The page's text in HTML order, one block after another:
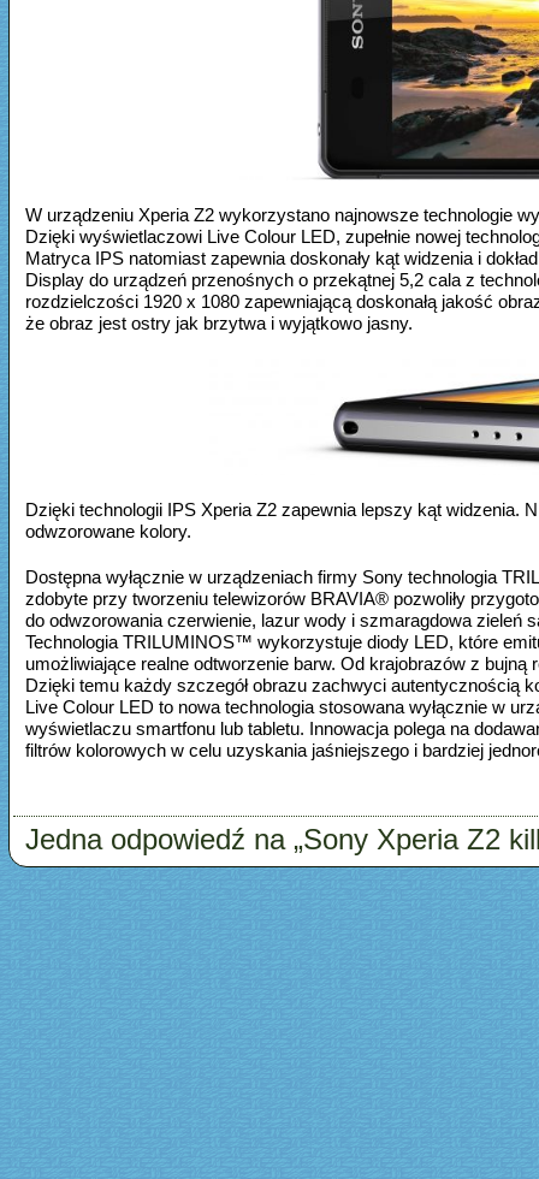
W urządzeniu Xperia Z2 wykorzystano najnowsze technologie
Dzięki wyświetlaczowi Live Colour LED, zupełnie nowej
Matryca IPS natomiast zapewnia doskonały kąt widzenia i
Display do urządzeń przenośnych o przekątnej 5,2 cala z
rozdzielczości 1920 x 1080 zapewniającą doskonałą jakość
że obraz jest ostry jak brzytwa i wyjątkowo jasny.
Dzięki technologii IPS Xperia Z2 zapewnia lepszy kąt widzenia.
odwzorowane kolory.
Dostępna wyłącznie w urządzeniach firmy Sony technologia
zdobyte przy tworzeniu telewizorów BRAVIA® pozwoliły
do odwzorowania czerwienie, lazur wody i szmaragdowa zieleń
Technologia TRILUMINOS™ wykorzystuje diody LED, które
umożliwiające realne odtworzenie barw. Od krajobrazów z
Dzięki temu każdy szczegół obrazu zachwyci autentycznością
Live Colour LED to nowa technologia stosowana wyłącznie w
wyświetlaczu smartfonu lub tabletu. Innowacja polega na
filtrów kolorowych w celu uzyskania jaśniejszego i bardziej
Jedna odpowiedź na „Sony Xperia Z2